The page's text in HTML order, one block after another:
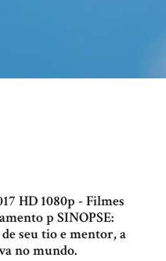
HD 1080p - Filmes
p SINOPSE:
seu tio e mentor, a
no mundo.